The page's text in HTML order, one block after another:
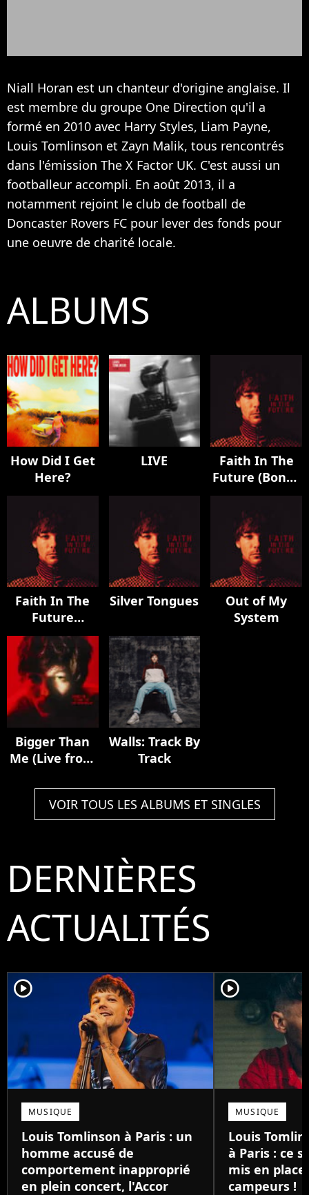
Niall Horan est un chanteur d'origine anglaise. Il
est membre du groupe One Direction qu'il a
formé en 2010 avec Harry Styles, Liam Payne,
Louis Tomlinson et Zayn Malik, tous rencontrés
dans l'émission The X Factor UK. C'est aussi un
footballeur accompli. En août 2013, il a
notamment rejoint le club de football de
Doncaster Rovers FC pour lever des fonds pour
une oeuvre de charité locale.
ALBUMS
How Did I Get
Here?
LIVE
Faith In The
Future (Bonus
Faith In The
Future
(Deluxe)
Silver Tongues
Out of My
System
Bigger Than
Me (Live from
Walls: Track By
Track
VOIR TOUS LES ALBUMS ET SINGLES
DERNIÈRES
ACTUALITÉS
player2
MUSIQUE
Louis Tomlinson à Paris : un
homme accusé de
comportement inapproprié
en plein concert, l'Accor
player2
MUSIQUE
Louis
à Paris : ce
mis en
campeurs !